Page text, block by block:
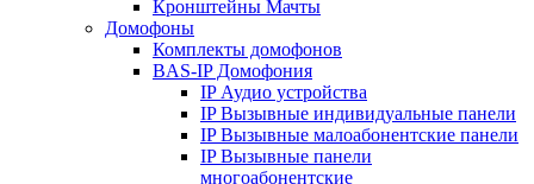
Кронштейны Мачты
Домофоны
Комплекты домофонов
BAS-IP Домофония
IP Аудио устройства
IP Вызывные индивидуальные панели
IP Вызывные малоабонентские панели
IP Вызывные панели
многоабонентские